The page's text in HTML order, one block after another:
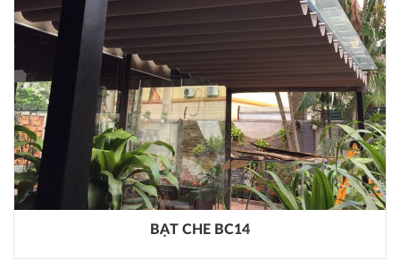
BẠT CHE BC14